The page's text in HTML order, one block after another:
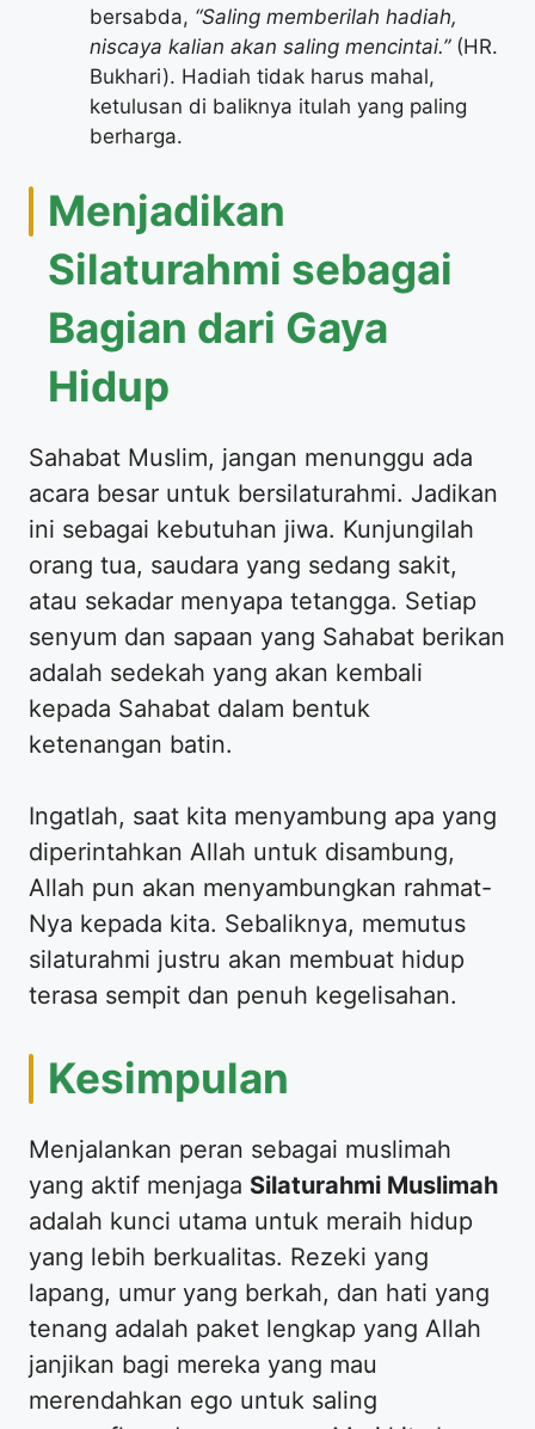
bersabda, “Saling memberilah hadiah,
niscaya kalian akan saling mencintai.”(HR.
Bukhari). Hadiah tidak harus mahal,
ketulusan di baliknya itulah yang paling
berharga.
​Menjadikan
Silaturahmi sebagai
Bagian dari Gaya
Hidup
​Sahabat Muslim, jangan menunggu ada
acara besar untuk bersilaturahmi. Jadikan
ini sebagai kebutuhan jiwa. Kunjungilah
orang tua, saudara yang sedang sakit,
atau sekadar menyapa tetangga. Setiap
senyum dan sapaan yang Sahabat berikan
adalah sedekah yang akan kembali
kepada Sahabat dalam bentuk
ketenangan batin.
​Ingatlah, saat kita menyambung apa yang
diperintahkan Allah untuk disambung,
Allah pun akan menyambungkan rahmat-
Nya kepada kita. Sebaliknya, memutus
silaturahmi justru akan membuat hidup
terasa sempit dan penuh kegelisahan.
​Kesimpulan
​Menjalankan peran sebagai muslimah
yang aktif menjaga Silaturahmi Muslimah
adalah kunci utama untuk meraih hidup
yang lebih berkualitas. Rezeki yang
lapang, umur yang berkah, dan hati yang
tenang adalah paket lengkap yang Allah
janjikan bagi mereka yang mau
merendahkan ego untuk saling